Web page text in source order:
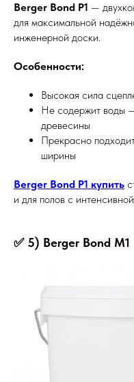
Berger Bond P1 —
для максимальной
инженерной доски.
Особенности:
Высокая сила
Не содержит воды
древесины
Прекрасно
ширины
Berger Bond P1 купить
и для полов с
✅ 5) Berger Bond M1